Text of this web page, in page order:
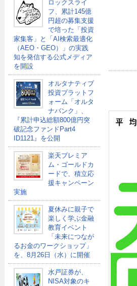
ロックスライ
フ、累計145億
円超の募集支援
で培った「投資
家集客」と「AI検索最適化
（AEO・GEO）」の実践
知を発信する公式メディア
を開設
オルタナティブ
投資プラットフ
ォーム「オルタ
ナバンク」、
『累計申込総額800億円突
破記念ファンドPart4
ID1121』を公開
楽天プレミア
ム・ゴールドカ
ードで、積立応
援キャンペーン
実施
夏休みに親子で
楽しく学ぶ金融
教育イベント
「未来につなが
るお金のワークショップ」
を、8月26日（水）に開催
水戸証券が、
NISA対象のキ